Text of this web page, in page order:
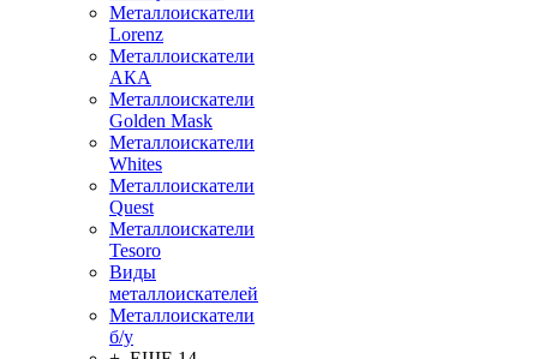
Металлоискатели
Lorenz
Металлоискатели
АКА
Металлоискатели
Golden Mask
Металлоискатели
Whites
Металлоискатели
Quest
Металлоискатели
Tesoro
Виды
металлоискателей
Металлоискатели
б/у